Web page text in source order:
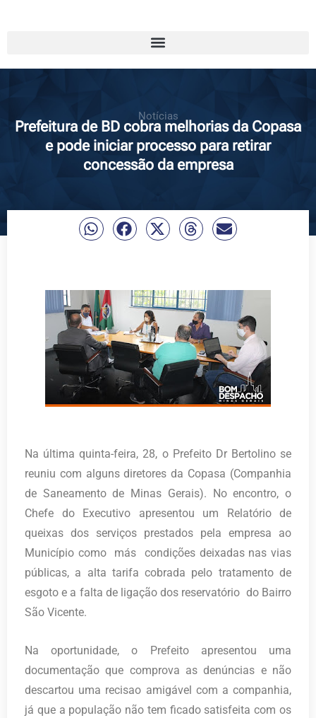
Notícias
Prefeitura de BD cobra melhorias da Copasa
e pode iniciar processo para retirar
concessão da empresa
Na última quinta-feira, 28, o Prefeito Dr Bertolino se
reuniu com alguns diretores da Copasa (Companhia
de Saneamento de Minas Gerais). No encontro, o
Chefe do Executivo apresentou um Relatório de
queixas dos serviços prestados pela empresa ao
Município como más condições deixadas nas vias
públicas, a alta tarifa cobrada pelo tratamento de
esgoto e a falta de ligação dos reservatório do Bairro
São Vicente.
Na oportunidade, o Prefeito apresentou uma
documentação que comprova as denúncias e não
descartou uma recisao amigável com a companhia,
já que a população não tem ficado satisfeita com os